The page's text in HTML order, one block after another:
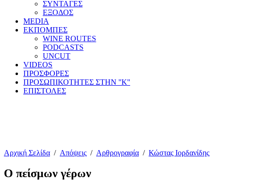
ΣΥΝΤΑΓΕΣ
ΕΞΟΔΟΣ
MEDIA
ΕΚΠΟΜΠΕΣ
WINE ROUTES
PODCASTS
UNCUT
VIDEOS
ΠΡΟΣΦΟΡΕΣ
ΠΡΟΣΩΠΙΚΟΤΗΤΕΣ ΣΤΗΝ ''Κ''
ΕΠΙΣΤΟΛΕΣ
Αρχική Σελίδα / Απόψεις / Αρθρογραφία / Κώστας Ιορδανίδης
Ο πείσμων γέρων